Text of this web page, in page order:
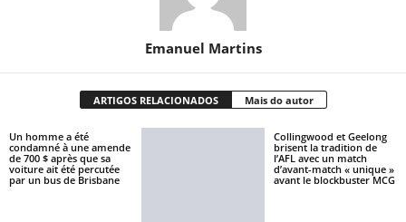
Emanuel Martins
ARTIGOS RELACIONADOS Mais do autor
Un homme a été
condamné à une amende
de 700 $ après que sa
voiture ait été percutée
par un bus de Brisbane
Collingwood et Geelong
brisent la tradition de
l’AFL avec un match
d’avant-match « unique »
avant le blockbuster MCG